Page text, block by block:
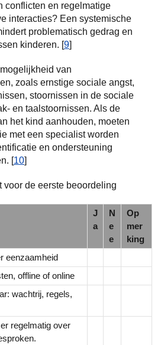
conflicten en regelmatige
interacties? Een systemische
problematisch gedrag en
kinderen. [9]
van
zoals ernstige sociale angst,
stoornissen in de sociale
en taalstoornissen. Als de
het kind aanhouden, moeten
met een specialist worden
en ondersteuning
[10]
voor de eerste beoordeling
J
a
N
e
e
Op
mer
king
eenzaamheid
offline of online
wachtrij, regels,
regelmatig over